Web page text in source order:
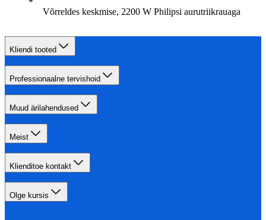
Võrreldes keskmise, 2200 W Philipsi aurutriikrauaga
Kliendi tooted
Professionaalne tervishoid
Muud ärilahendused
Meist
Klienditoe kontakt
Olge kursis